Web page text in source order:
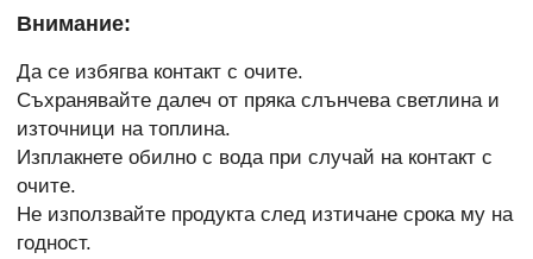
Внимание:
Да се избягва контакт с очите.
Съхранявайте далеч от пряка слънчева светлина и
източници на топлина.
Изплакнете обилно с вода при случай на контакт с
очите.
Не използвайте продукта след изтичане срока му на
годност.